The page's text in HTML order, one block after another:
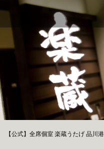
【公式】全席個室 楽蔵うたげ 品川